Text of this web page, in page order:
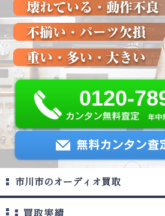
0120-
市川市のオーディオ買取